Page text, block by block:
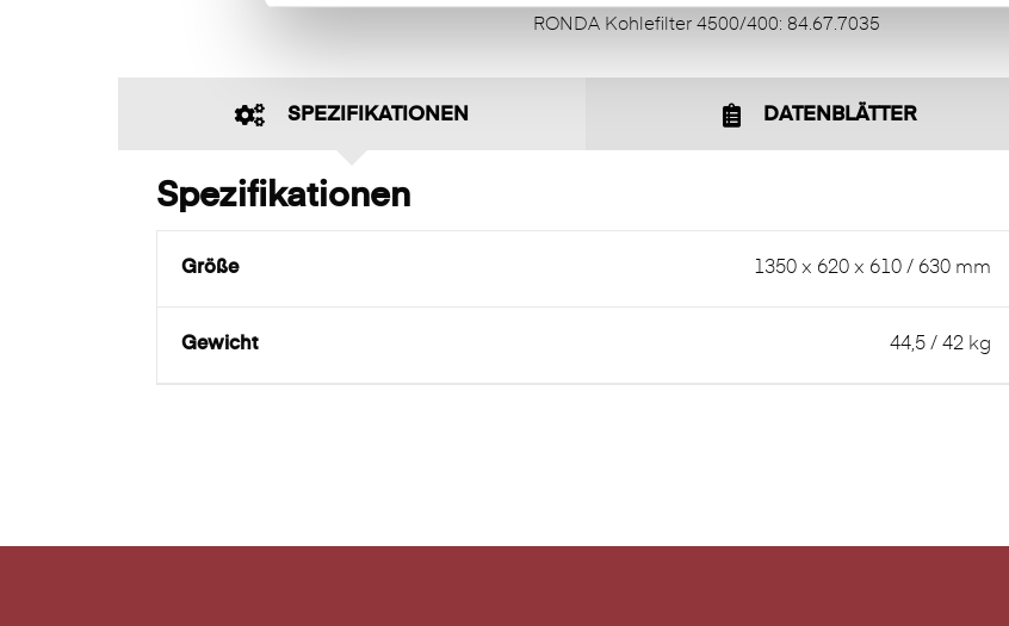
e
t
o
n
RONDA Kohlefilter 4500/400: 84.67.7035
SPEZIFIKATIONEN DATENBLÄTTER
Spezifikationen
Größe 1350 x 620 x 610 / 630 mm
Gewicht 44,5 / 42 kg